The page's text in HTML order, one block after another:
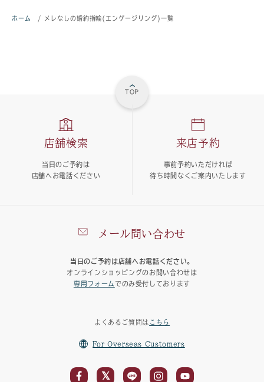
ホーム / メレなしの婚約指輪(エンゲージリング)一覧
TOP
メール問い合わせ
当日のご予約は店舗へお電話ください。
オンラインショッピングのお問い合わせは
専用フォーム でのみ受付しております
店舗検索
当日のご予約は
店舗へお電話ください
来店予約
事前予約いただければ
待ち時間なくご案内いたします
よくあるご質問は こちら
For Overseas Customers